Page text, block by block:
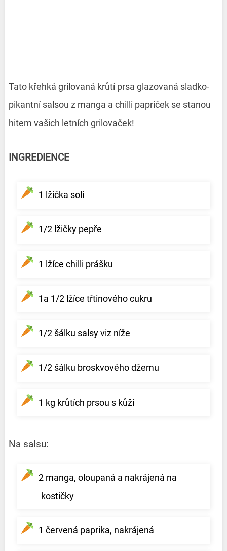
Tato křehká grilovaná krůtí prsa glazovaná sladko-
pikantní salsou z manga a chilli papriček se stanou
hitem vašich letních grilovaček!
INGREDIENCE
1 lžička soli
1/2 lžičky pepře
1 lžíce chilli prášku
1a 1/2 lžíce třtinového cukru
1/2 šálku salsy viz níže
1/2 šálku broskvového džemu
1 kg krůtích prsou s kůží
Na salsu:
2 manga, oloupaná a nakrájená na
kostičky
1 červená paprika, nakrájená